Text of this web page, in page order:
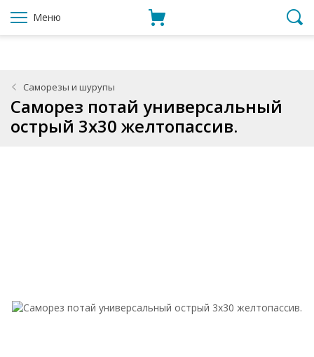
Меню
Саморезы и шурупы
Саморез потай универсальный
острый 3x30 желтопассив.